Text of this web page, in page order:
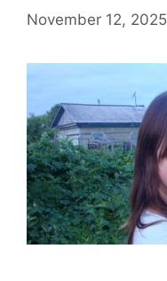
November 12, 2025